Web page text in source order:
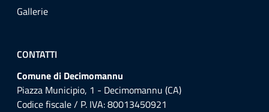
Gallerie
CONTATTI
Comune di Decimomannu
Piazza Municipio, 1 - Decimomannu (CA)
Codice fiscale / P. IVA: 80013450921